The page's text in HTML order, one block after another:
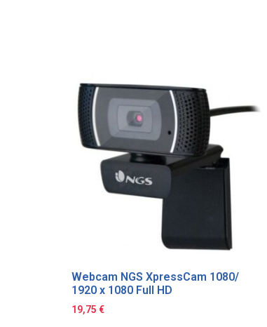
Webcam NGS XpressCam 1080/
1920 x 1080 Full HD
19,75 €